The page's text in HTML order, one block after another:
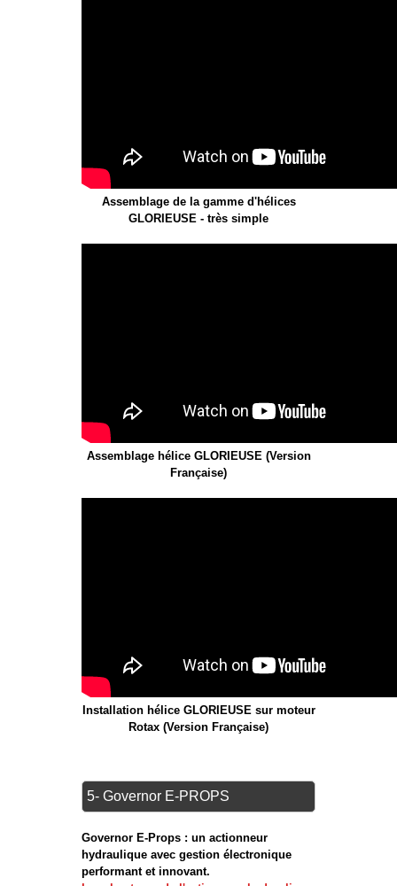
Assemblage de la gamme d'hélices
GLORIEUSE - très simple
Assemblage hélice GLORIEUSE (Version
Française)
Installation hélice GLORIEUSE sur moteur
Rotax (Version Française)
5- Governor E-PROPS
Governor E-Props : un actionneur
hydraulique avec gestion électronique
performant et innovant.